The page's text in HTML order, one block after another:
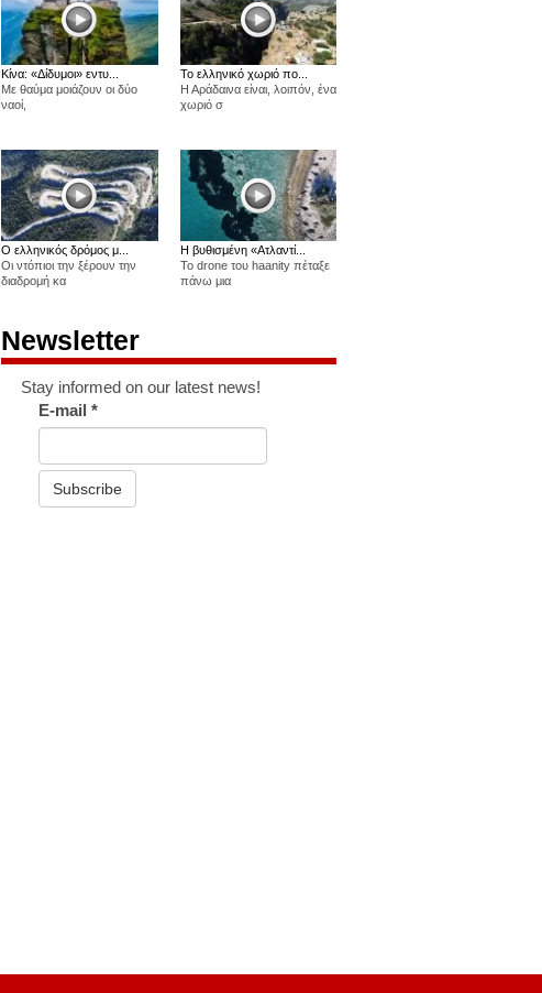
Κίνα: «Δίδυμοι» εντυ...
Με θαύμα μοιάζουν οι δύο
ναοί,
Το ελληνικό χωριό πο...
Η Αράδαινα είναι, λοιπόν, ένα
χωριό σ
Ο ελληνικός δρόμος μ...
Οι ντόπιοι την ξέρουν την
διαδρομή κα
Η βυθισμένη «Ατλαντί...
Το drone του haanity πέταξε
πάνω μια
Newsletter
Stay informed on our latest news!
E-mail*
Subscribe